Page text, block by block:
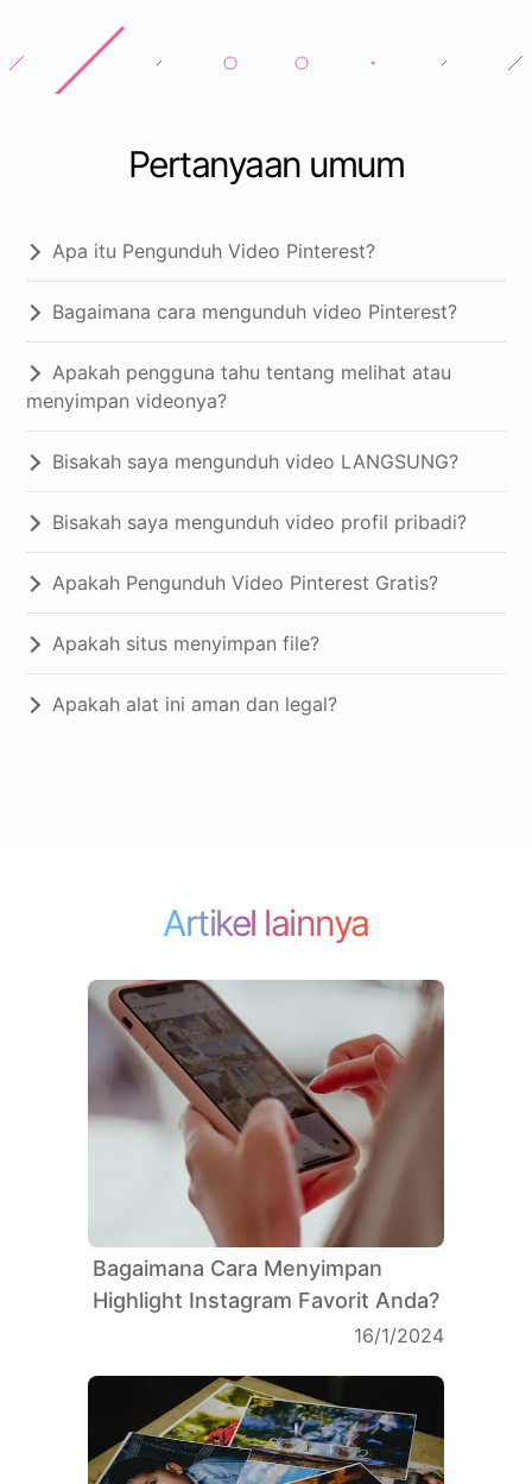
Pertanyaan umum
Apa itu Pengunduh Video Pinterest?
Bagaimana cara mengunduh video Pinterest?
Apakah pengguna tahu tentang melihat atau
menyimpan videonya?
Bisakah saya mengunduh video LANGSUNG?
Bisakah saya mengunduh video profil pribadi?
Apakah Pengunduh Video Pinterest Gratis?
Apakah situs menyimpan file?
Apakah alat ini aman dan legal?
Artikel lainnya
Bagaimana Cara Menyimpan
Highlight Instagram Favorit Anda?
16/1/2024